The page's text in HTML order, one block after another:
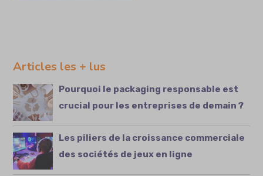
Articles les + lus
Pourquoi le packaging responsable est
crucial pour les entreprises de demain ?
Les piliers de la croissance commerciale
des sociétés de jeux en ligne